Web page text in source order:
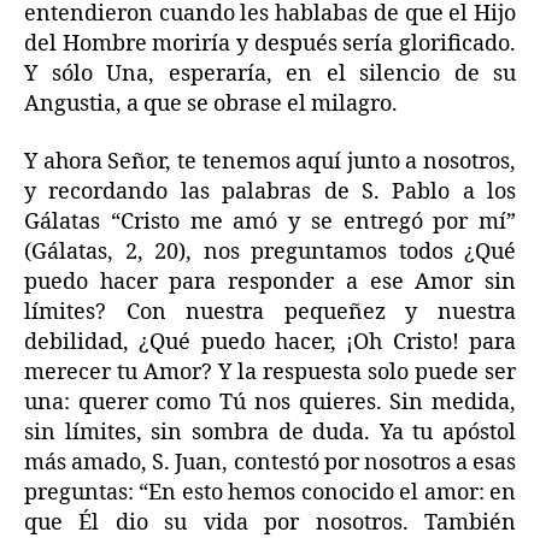
entendieron cuando les hablabas de que el Hijo
del Hombre moriría y después sería glorificado.
Y sólo Una, esperaría, en el silencio de su
Angustia, a que se obrase el milagro.
Y ahora Señor, te tenemos aquí junto a nosotros,
y recordando las palabras de S. Pablo a los
Gálatas “Cristo me amó y se entregó por mí”
(Gálatas, 2, 20), nos preguntamos todos ¿Qué
puedo hacer para responder a ese Amor sin
límites? Con nuestra pequeñez y nuestra
debilidad, ¿Qué puedo hacer, ¡Oh Cristo! para
merecer tu Amor? Y la respuesta solo puede ser
una: querer como Tú nos quieres. Sin medida,
sin límites, sin sombra de duda. Ya tu apóstol
más amado, S. Juan, contestó por nosotros a esas
preguntas: “En esto hemos conocido el amor: en
que Él dio su vida por nosotros. También